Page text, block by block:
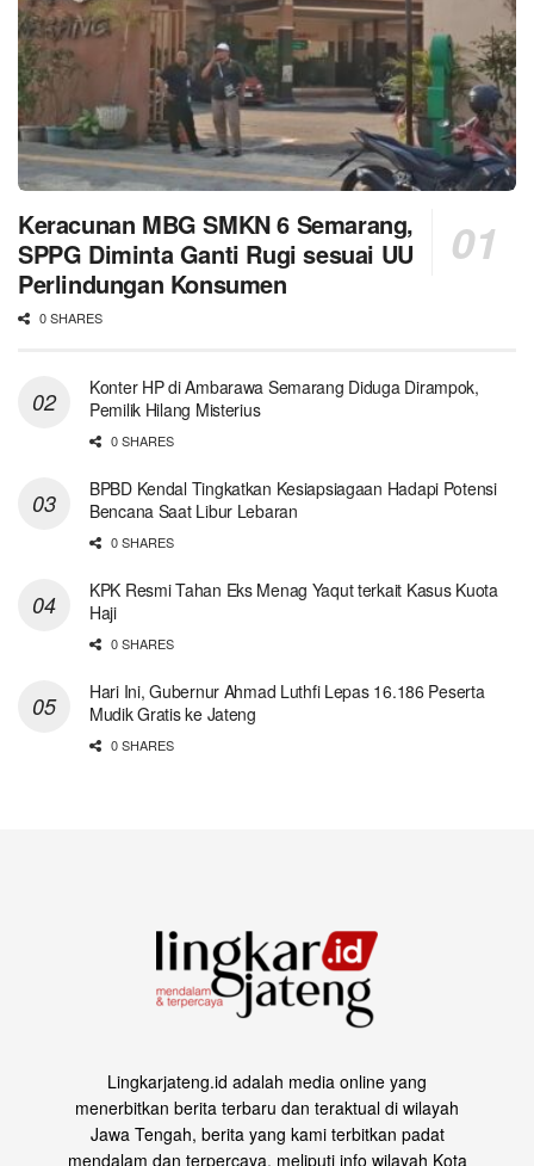
Keracunan MBG SMKN 6 Semarang,
SPPG Diminta Ganti Rugi sesuai UU
Perlindungan Konsumen
0 SHARES
Konter HP di Ambarawa Semarang Diduga Dirampok,
Pemilik Hilang Misterius
0 SHARES
BPBD Kendal Tingkatkan Kesiapsiagaan Hadapi Potensi
Bencana Saat Libur Lebaran
0 SHARES
KPK Resmi Tahan Eks Menag Yaqut terkait Kasus Kuota
Haji
0 SHARES
Hari Ini, Gubernur Ahmad Luthfi Lepas 16.186 Peserta
Mudik Gratis ke Jateng
0 SHARES
Lingkarjateng.id adalah media online yang
menerbitkan berita terbaru dan teraktual di wilayah
Jawa Tengah, berita yang kami terbitkan padat
mendalam dan terpercaya, meliputi info wilayah Kota